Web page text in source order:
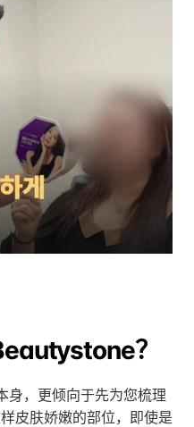
？
，更倾向于先为您梳理
皮肤娇嫩的部位，即使是